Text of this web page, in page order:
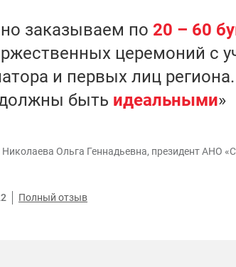
заказываем по 20 – 60
церемоний с
и первых лиц региона.
быть идеальными»
Николаева Ольга Геннадьевна, президент АНО
Полный отзыв